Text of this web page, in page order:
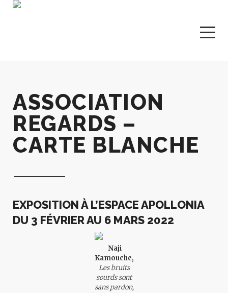
ASSOCIATION
REGARDS –
CARTE BLANCHE
EXPOSITION À L’ESPACE APOLLONIA
DU 3 FÉVRIER AU 6 MARS 2022
Naji
Kamouche,
Les bruits
sourds sont
sans pardon,